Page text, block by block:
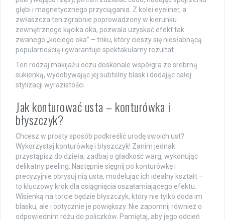
głębi i magnetycznego przyciągania. Z kolei eyeliner, a
zwłaszcza ten zgrabnie poprowadzony w kierunku
zewnętrznego kącika oka, pozwala uzyskać efekt tak
zwanego „kociego oka” – triku, który cieszy się niesłabnącą
popularnością i gwarantuje spektakularny rezultat.
Ten rodzaj makijażu oczu doskonale współgra ze srebrną
sukienką, wydobywając jej subtelny blask i dodając całej
stylizacji wyrazistości.
Jak konturować usta – konturówka i
błyszczyk?
Chcesz w prosty sposób podkreślić urodę swoich ust?
Wykorzystaj konturówkę i błyszczyk! Zanim jednak
przystąpisz do dzieła, zadbaj o gładkość warg, wykonując
delikatny peeling. Następnie sięgnij po konturówkę i
precyzyjnie obrysuj nią usta, modelując ich idealny kształt –
to kluczowy krok dla osiągnięcia oszałamiającego efektu.
Wisienką na torcie będzie błyszczyk, który nie tylko doda im
blasku, ale i optycznie je powiększy. Nie zapomnij również o
odpowiednim różu do policzków. Pamiętaj, aby jego odcień